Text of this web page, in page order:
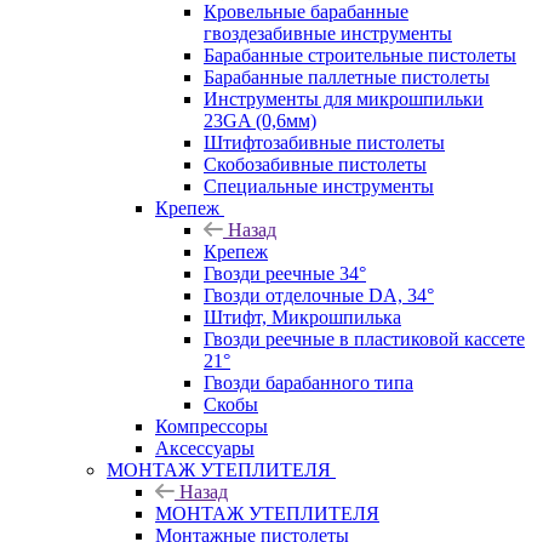
Кровельные барабанные
гвоздезабивные инструменты
Барабанные строительные пистолеты
Барабанные паллетные пистолеты
Инструменты для микрошпильки
23GA (0,6мм)
Штифтозабивные пистолеты
Скобозабивные пистолеты
Специальные инструменты
Крепеж
Назад
Крепеж
Гвозди реечные 34°
Гвозди отделочные DA, 34°
Штифт, Микрошпилька
Гвозди реечные в пластиковой кассете
21°
Гвозди барабанного типа
Скобы
Компрессоры
Аксессуары
МОНТАЖ УТЕПЛИТЕЛЯ
Назад
МОНТАЖ УТЕПЛИТЕЛЯ
Монтажные пистолеты